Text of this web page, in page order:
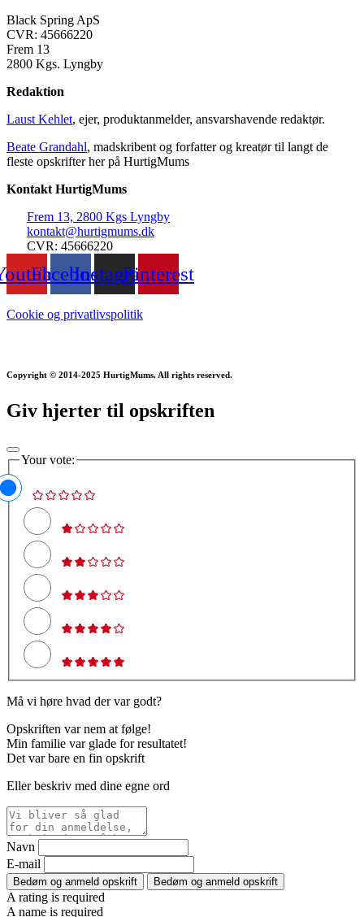
Black Spring ApS
CVR: 45666220
Frem 13
2800 Kgs. Lyngby
Redaktion
Laust Kehlet, ejer, produktanmelder, ansvarshavende redaktør.
Beate Grandahl, madskribent og forfatter og kreatør til langt de
fleste opskrifter her på HurtigMums
Kontakt HurtigMums
Frem 13, 2800 Kgs Lyngby
kontakt@hurtigmums.dk
CVR: 45666220
FacebookInstagramPinterest
Cookie og privatlivspolitik
Copyright © 2014-2025 HurtigMums. All rights reserved.
Giv hjerter til opskriften
Your vote:
Må vi høre hvad der var godt?
Opskriften var nem at følge!
Min familie var glade for resultatet!
Det var bare en fin opskrift
Eller beskriv med dine egne ord
Navn
E-mail
Bedøm og anmeld opskrift Bedøm og anmeld opskrift
A rating is required
A name is required